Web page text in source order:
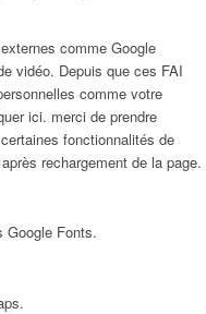
comme Google
vidéo. Depuis que ces FAI
comme votre
ici. merci de prendre
fonctionnalités de
rechargement de la page.
Google Fonts.